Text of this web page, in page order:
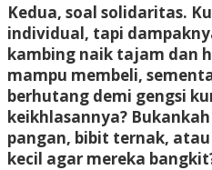
Kedua, soal solidaritas.
individual, tapi
kambing naik tajam dan
mampu membeli,
berhutang demi gengsi
keikhlasannya?
pangan, bibit ternak,
kecil agar mereka